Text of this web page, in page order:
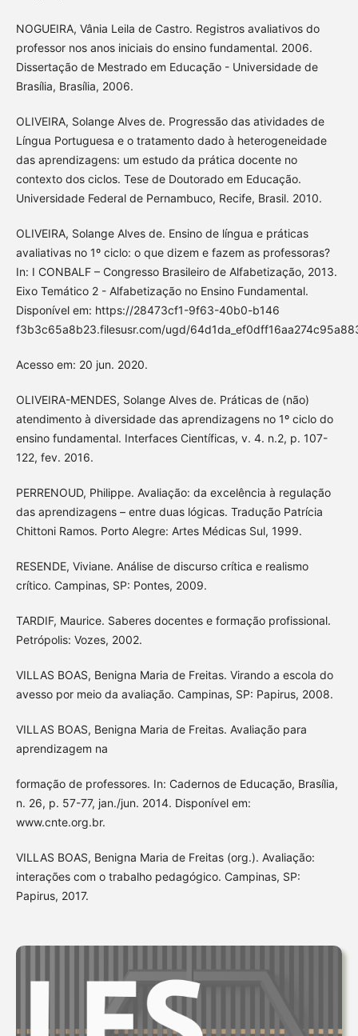
NOGUEIRA, Vânia Leila de Castro. Registros avaliativos do
professor nos anos iniciais do ensino fundamental. 2006.
Dissertação de Mestrado em Educação - Universidade de
Brasília, Brasília, 2006.
OLIVEIRA, Solange Alves de. Progressão das atividades de
Língua Portuguesa e o tratamento dado à heterogeneidade
das aprendizagens: um estudo da prática docente no
contexto dos ciclos. Tese de Doutorado em Educação.
Universidade Federal de Pernambuco, Recife, Brasil. 2010.
OLIVEIRA, Solange Alves de. Ensino de língua e práticas
avaliativas no 1º ciclo: o que dizem e fazem as professoras?
In: I CONBALF – Congresso Brasileiro de Alfabetização, 2013.
Eixo Temático 2 - Alfabetização no Ensino Fundamental.
Disponível em: https://28473cf1-9f63-40b0-b146
f3b3c65a8b23.filesusr.com/ugd/
Acesso em: 20 jun. 2020.
OLIVEIRA-MENDES, Solange Alves de. Práticas de (não)
atendimento à diversidade das aprendizagens no 1º ciclo do
ensino fundamental. Interfaces Científicas, v. 4. n.2, p. 107-
122, fev. 2016.
PERRENOUD, Philippe. Avaliação: da excelência à regulação
das aprendizagens – entre duas lógicas. Tradução Patrícia
Chittoni Ramos. Porto Alegre: Artes Médicas Sul, 1999.
RESENDE, Viviane. Análise de discurso crítica e realismo
crítico. Campinas, SP: Pontes, 2009.
TARDIF, Maurice. Saberes docentes e formação profissional.
Petrópolis: Vozes, 2002.
VILLAS BOAS, Benigna Maria de Freitas. Virando a escola do
avesso por meio da avaliação. Campinas, SP: Papirus, 2008.
VILLAS BOAS, Benigna Maria de Freitas. Avaliação para
aprendizagem na
formação de professores. In: Cadernos de Educação, Brasília,
n. 26, p. 57-77, jan./jun. 2014. Disponível em:
www.cnte.org.br.
VILLAS BOAS, Benigna Maria de Freitas (org.). Avaliação:
interações com o trabalho pedagógico. Campinas, SP:
Papirus, 2017.